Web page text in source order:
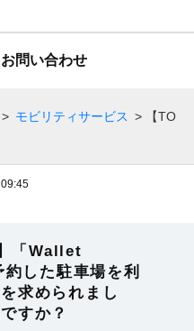
問い合わせ
> モビリティサービス >
【TO
「Wallet
した駐車場を利
求められまし
すか？